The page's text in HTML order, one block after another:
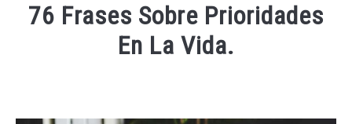
76 Frases Sobre Prioridades
En La Vida.